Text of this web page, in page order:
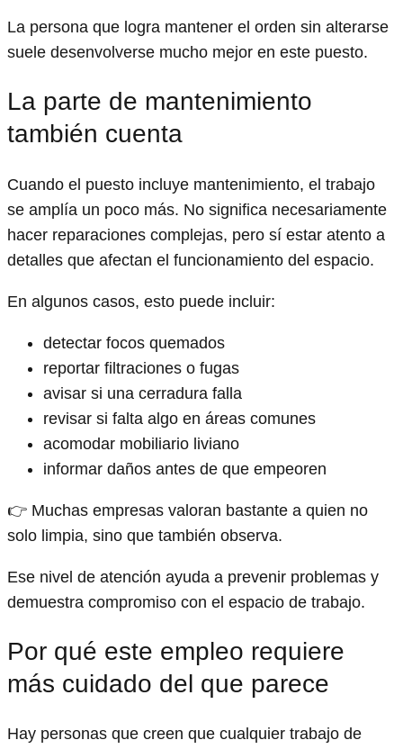
La persona que logra mantener el orden sin alterarse
suele desenvolverse mucho mejor en este puesto.
La parte de mantenimiento
también cuenta
Cuando el puesto incluye mantenimiento, el trabajo
se amplía un poco más. No significa necesariamente
hacer reparaciones complejas, pero sí estar atento a
detalles que afectan el funcionamiento del espacio.
En algunos casos, esto puede incluir:
detectar focos quemados
reportar filtraciones o fugas
avisar si una cerradura falla
revisar si falta algo en áreas comunes
acomodar mobiliario liviano
informar daños antes de que empeoren
👉 Muchas empresas valoran bastante a quien no
solo limpia, sino que también observa.
Ese nivel de atención ayuda a prevenir problemas y
demuestra compromiso con el espacio de trabajo.
Por qué este empleo requiere
más cuidado del que parece
Hay personas que creen que cualquier trabajo de